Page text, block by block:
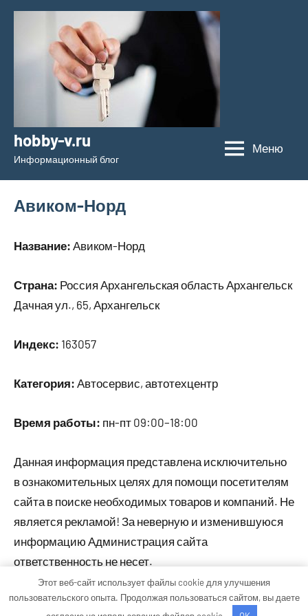
Перейти
содержимому
hobby-v.ru
Информационный блог
Меню
Авиком-Норд
Название: Авиком-Норд
Страна: Россия Архангельская область Архангельск
Дачная ул., 65, Архангельск
Индекс: 163057
Категория: Автосервис, автотехцентр
Время работы: пн-пт 09:00–18:00
Данная информация представлена исключительно
в ознакомительных целях для помощи посетителям
сайта в поиске необходимых товаров и компаний. Не
является рекламой! За неверную и изменившуюся
информацию Администрация сайта
ответственность не несет.
Тема WordPress: Occasio от ThemeZee.
Этот веб-сайт использует файлы cookie для улучшения
пользовательского опыта. Продолжая пользоваться сайтом, вы даете